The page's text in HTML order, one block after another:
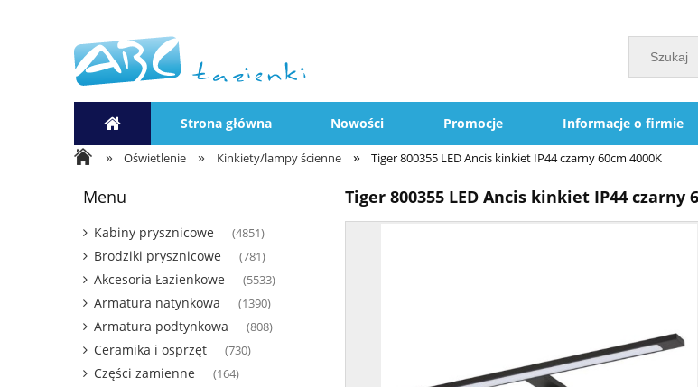
Strona główna Nowości Promocje Informacje o firmie
» Oświetlenie » Kinkiety/lampy ścienne » Tiger 800355 LED Ancis kinkiet IP44 czarny 60cm 4000K
Menu
Kabiny prysznicowe (4851)
Brodziki prysznicowe (781)
Akcesoria Łazienkowe (5533)
Armatura natynkowa (1390)
Armatura podtynkowa (808)
Ceramika i osprzęt (730)
Części zamienne (164)
Tiger 800355 LED Ancis kinkiet IP44 czarny